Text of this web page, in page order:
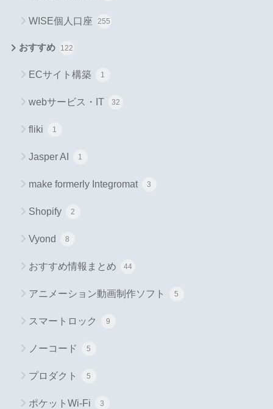
WISE個人口座 255
おすすめ 122
ECサイト構築 1
webサービス・IT 32
fliki 1
Jasper AI 1
make formerly Integromat 3
Shopify 2
Vyond 8
おすすめ情報まとめ 44
アニメーション動画制作ソフト 5
スマートロック 9
ノーコード 5
プロダクト 5
ポケットWi-Fi 3